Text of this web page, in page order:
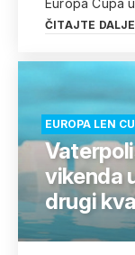
Europa Cupa
ČITAJTE DALJE
EUROPA LEN
vikenda
drugi